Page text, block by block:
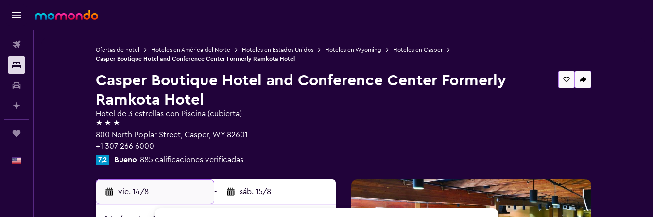
Ofertas de hotel Hoteles en América del Norte Hoteles en Estados Unidos Hoteles en Wyoming
Hoteles en Casper
Casper Boutique Hotel and Conference Center Formerly Ramkota Hotel
Casper Boutique Hotel and Conference Center Formerly
Ramkota Hotel
Hotel de 3 estrellas con Piscina (cubierta)
3 estrellas
800 North Poplar Street, Casper, WY 82601
+1 307 266 6000
7,2 Bueno 885 calificaciones verificadas
vie. 14/8 - sáb. 15/8